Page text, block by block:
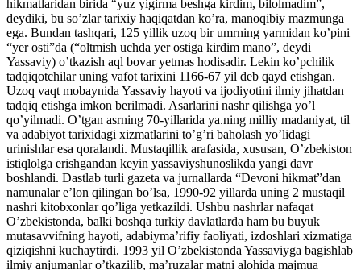
hikmatlaridan birida “yuz yigirma beshga kirdim, bilolmadim”,
deydiki, bu so’zlar tarixiy haqiqatdan ko’ra, manoqibiy mazmunga
ega. Bundan tashqari, 125 yillik uzoq bir umrning yarmidan ko’pini
“yer osti”da (“oltmish uchda yer ostiga kirdim mano”, deydi
Yassaviy) o’tkazish aql bovar yetmas hodisadir. Lekin ko’pchilik
tadqiqotchilar uning vafot tarixini 1166-67 yil deb qayd etishgan.
Uzoq vaqt mobaynida Yassaviy hayoti va ijodiyotini ilmiy jihatdan
tadqiq etishga imkon berilmadi. Asarlarini nashr qilishga yo’l
qo’yilmadi. O’tgan asrning 70-yillarida ya.ning milliy madaniyat, til
va adabiyot tarixidagi xizmatlarini to’g’ri baholash yo’lidagi
urinishlar esa qoralandi. Mustaqillik arafasida, xususan, O’zbekiston
istiqlolga erishgandan keyin yassaviyshunoslikda yangi davr
boshlandi. Dastlab turli gazeta va jurnallarda “Devoni hikmat”dan
namunalar e’lon qilingan bo’lsa, 1990-92 yillarda uning 2 mustaqil
nashri kitobxonlar qo’liga yetkazildi. Ushbu nashrlar nafaqat
O’zbekistonda, balki boshqa turkiy davlatlarda ham bu buyuk
mutasavvifning hayoti, adabiyma’rifiy faoliyati, izdoshlari xizmatiga
qiziqishni kuchaytirdi. 1993 yil O’zbekistonda Yassaviyga bagishlab
ilmiy anjumanlar o’tkazilib, ma’ruzalar matni alohida majmua